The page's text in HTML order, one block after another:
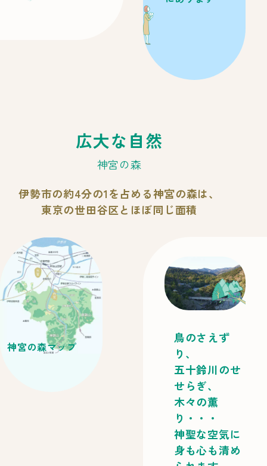
広大な自然
神宮の森
伊勢市の約4分の1を占める神宮の森は、
東京の世田谷区とほぼ同じ面積
神宮の森マップ
鳥のさえず
り、
五十鈴川のせ
せらぎ、
木々の薫
り・・・
神聖な空気に
身も心も清め